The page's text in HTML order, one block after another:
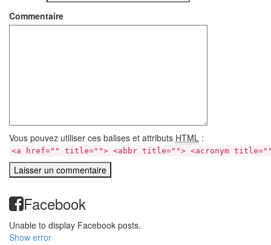
Commentaire
Vous pouvez utiliser ces balises et attributs HTML :
<a href="" title=""> <abbr title=""> <acronym
Facebook
Unable to display Facebook posts.
Show error